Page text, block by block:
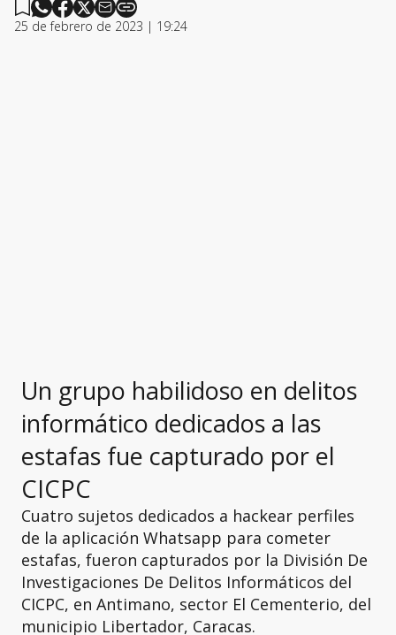
25 de febrero de 2023 | 19:24
Un grupo habilidoso en delitos
informático dedicados a las
estafas fue capturado por el
CICPC
Cuatro sujetos dedicados a hackear perfiles
de la aplicación Whatsapp para cometer
estafas, fueron capturados por la División De
Investigaciones De Delitos Informáticos del
CICPC, en Antimano, sector El Cementerio, del
municipio Libertador, Caracas.